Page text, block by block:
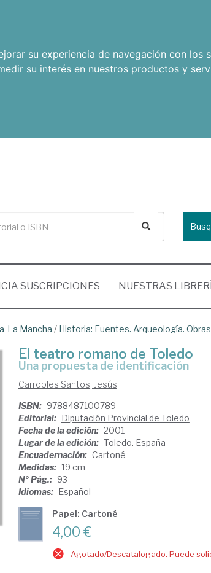
su experiencia de navegación con los
su interés en nuestros productos y
SUSCRIPCIONES NUESTRAS
La Mancha / Historia: Fuentes. Arqueología.
El teatro romano de Toledo
una propuesta de identificación
Carrobles Santos, Jesús
ISBN: 9788487100789
Editorial: Diputación Provincial de Toledo
Fecha de la edición: 2001
Lugar de la edición: Toledo. España
Encuadernación: Cartoné
Medidas: 19 cm
Nº Pág.: 93
Idiomas: Español
Papel: Cartoné
4,00 €
Agotado/Descatalogado. Puede